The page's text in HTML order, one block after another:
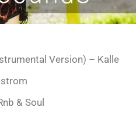
Version) – Kalle
& Soul